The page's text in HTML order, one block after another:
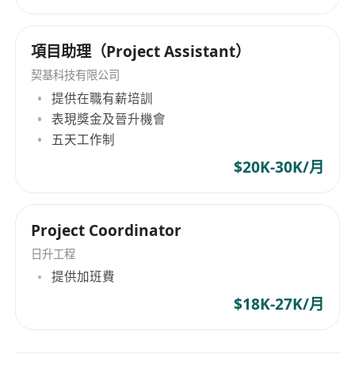
項目助理（Project Assistant）
契基科技有限公司
提供在職有薪培訓
表現獎金及晉升機會
五天工作制
$20K-30K/月
Project Coordinator
日升工程
提供加班費
$18K-27K/月